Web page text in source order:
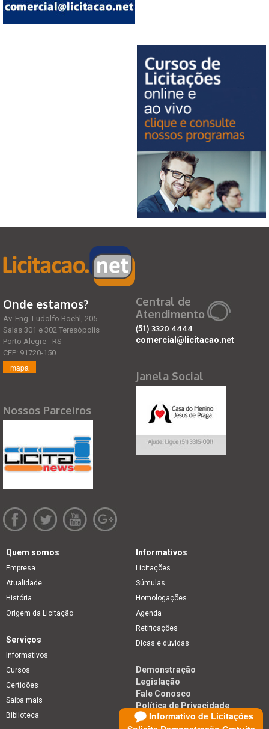
Informativo de Licitações
Onde estamos?
Av. Eng. Ludolfo Boehl, 205
Salas 301 e 302 Teresópolis
Porto Alegre - RS
CEP: 91720-150
mapa
Nossos Parceiros
Central de
Atendimento
(51) 3320 4444
comercial@licitacao.net
Janela Social
Quem somos
Empresa
Atualidade
História
Origem da Licitação
Informativos
Licitações
Súmulas
Homologações
Agenda
Retificações
Dicas e dúvidas
Serviços
Informativos
Cursos
Certidões
Saiba mais
Biblioteca
Demonstração
Legislação
Fale Conosco
Política de Privacidade